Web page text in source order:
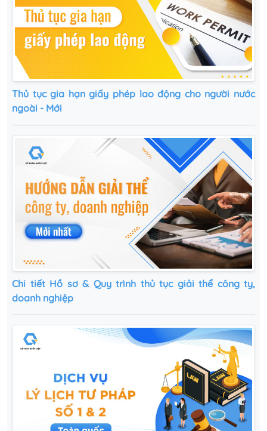
Thủ tục gia hạn giấy phép lao động cho người nước
ngoài - Mới
Chi tiết Hồ sơ & Quy trình thủ tục giải thể công ty,
doanh nghiệp